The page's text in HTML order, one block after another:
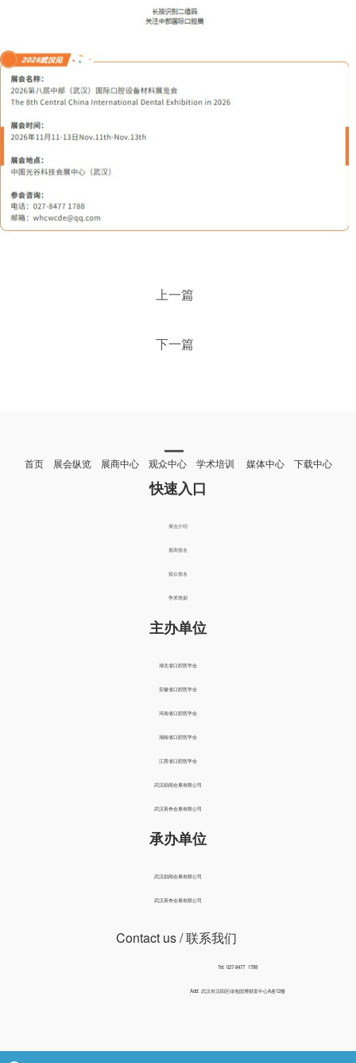
上一篇
下一篇
首页 展会纵览 展商中心 观众中心 学术培训 媒体中心 下载中心
快速入口
展会介绍
展商报名
观众报名
学术培训
主办单位
湖北省口腔医学会
安徽省口腔医学会
河南省口腔医学会
湖南省口腔医学会
江西省口腔医学会
武汉励闻会展有限公司
武汉英奇会展有限公司
承办单位
武汉励闻会展有限公司
武汉英奇会展有限公司
Contact us/ 联系我们
Tel: 027-8477 1788
Add: 武汉市汉阳区绿地国博财富中心A座12楼